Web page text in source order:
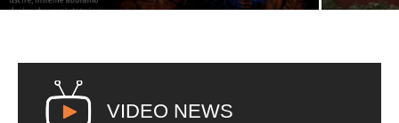
VIDEO NEWS